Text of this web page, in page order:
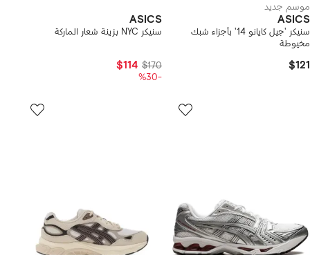
موسم جديد
ASICS
سنيكر 'جيل كايانو 14' بأجزاء شبك
مخيوطة
$121
ASICS
سنيكر NYC بزينة شعار الماركة
$170
$114
-%30